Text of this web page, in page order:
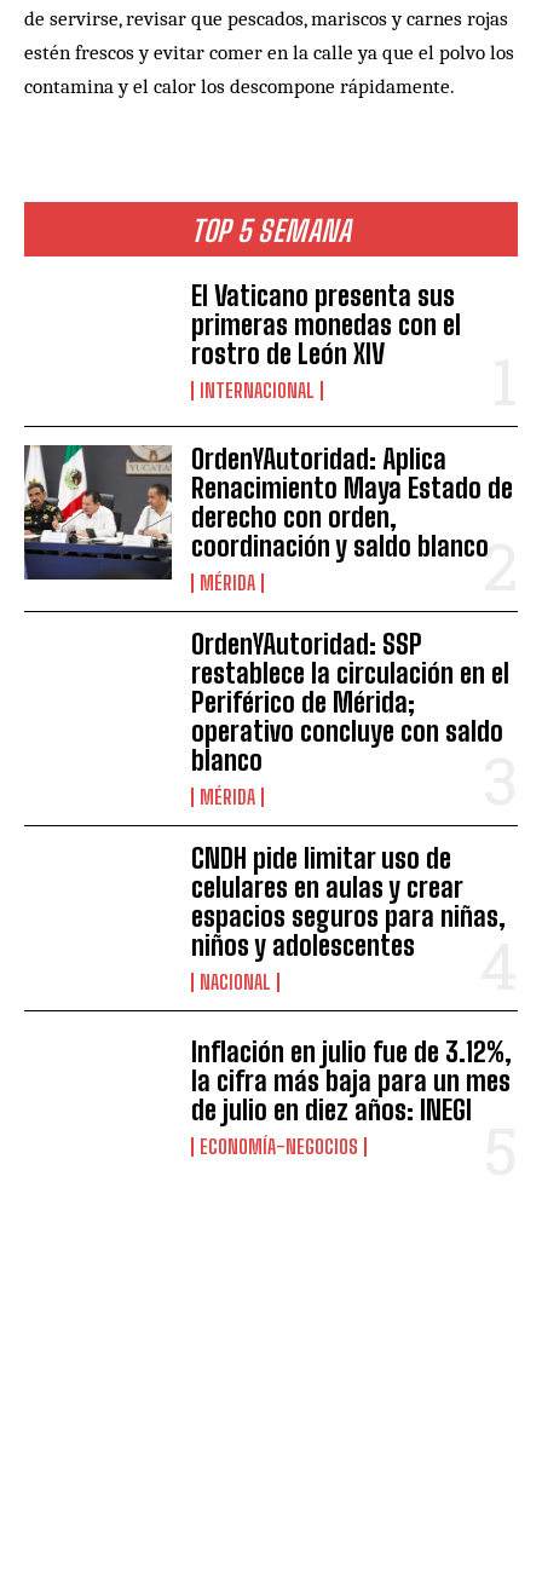
TOP 5 SEMANA
El Vaticano presenta sus
primeras monedas con el
rostro de León XIV
INTERNACIONAL
OrdenYAutoridad: Aplica
Renacimiento Maya Estado de
derecho con orden,
coordinación y saldo blanco
MÉRIDA
OrdenYAutoridad: SSP
restablece la circulación en el
Periférico de Mérida;
operativo concluye con saldo
blanco
MÉRIDA
CNDH pide limitar uso de
celulares en aulas y crear
espacios seguros para niñas,
niños y adolescentes
NACIONAL
Inflación en julio fue de 3.12%,
la cifra más baja para un mes
de julio en diez años: INEGI
ECONOMÍA-NEGOCIOS
de servirse, revisar que pescados, mariscos y carnes rojas
estén frescos y evitar comer en la calle ya que el polvo los
contamina y el calor los descompone rápidamente.